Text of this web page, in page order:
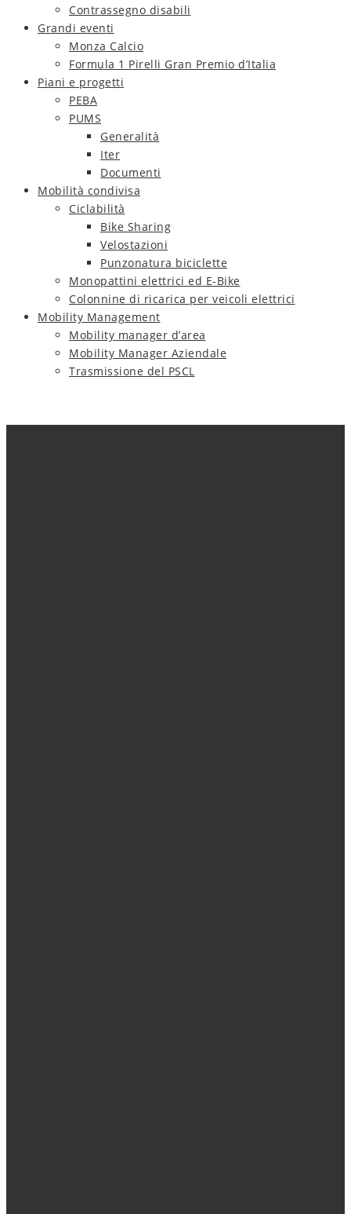
Contrassegno disabili
Grandi eventi
Monza Calcio
Formula 1 Pirelli Gran Premio d’Italia
Piani e progetti
PEBA
PUMS
Generalità
Iter
Documenti
Mobilità condivisa
Ciclabilità
Bike Sharing
Velostazioni
Punzonatura biciclette
Monopattini elettrici ed E-Bike
Colonnine di ricarica per veicoli elettrici
Mobility Management
Mobility manager d’area
Mobility Manager Aziendale
Trasmissione del PSCL